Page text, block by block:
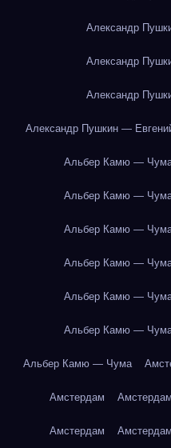
Александр
Александр
Александр
Александр Пушкин —
Альбер Камю —
Альбер Камю —
Альбер Камю —
Альбер Камю —
Альбер Камю —
Альбер Камю —
Альбер Камю — Чума
Амстердам Амстердам
Амстердам Амстердам